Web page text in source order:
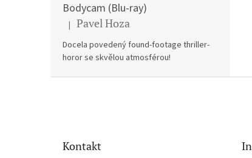
Bodycam (Blu-ray)
Hodnocení produktu je 5 z 5 hvězdiček.
| Pavel Hoza
Docela povedený found-footage thriller-
horor se skvělou atmosférou!
Kontakt